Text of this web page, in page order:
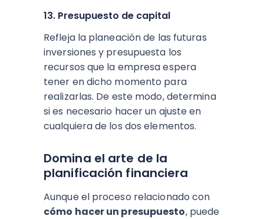
13. Presupuesto de capital
Refleja la planeación de las futuras
inversiones y presupuesta los
recursos que la empresa espera
tener en dicho momento para
realizarlas. De este modo, determina
si es necesario hacer un ajuste en
cualquiera de los dos elementos.
Domina el arte de la
planificación financiera
Aunque el proceso relacionado con
cómo hacer un presupuesto, puede